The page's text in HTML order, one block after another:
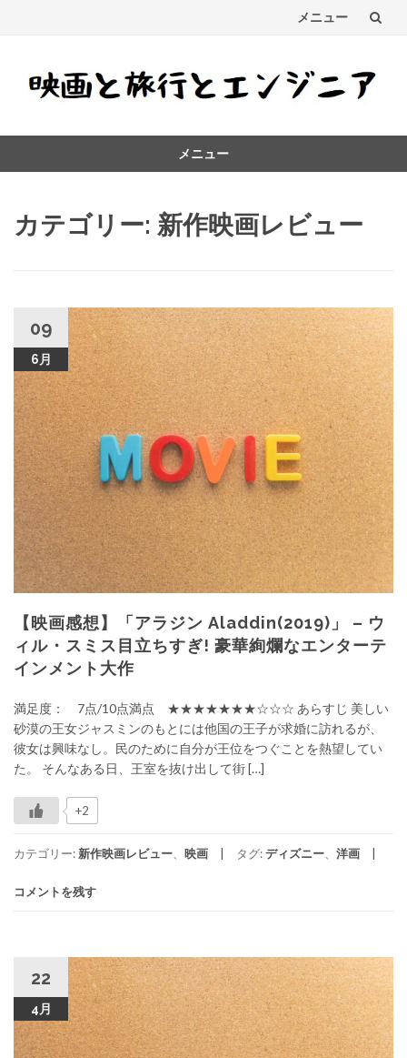
メニュー
へ
メニュー
カテゴリー: 新作映画レビュー
09
6月
【映画感想】「アラジン Aladdin(2019)」 – ウ
ィル・スミス目立ちすぎ! 豪華絢爛なエンターテ
インメント大作
満足度： 7点/10点満点 ★★★★★★★☆☆☆ あらすじ 美しい
砂漠の王女ジャスミンのもとには他国の王子が求婚に訪れるが、
彼女は興味なし。民のために自分が王位をつぐことを熱望してい
た。 そんなある日、王室を抜け出して街 […]
+2
カテゴリー:新作映画レビュー 映画 タグ:ディズニー 洋画
コメントを残す
22
4月